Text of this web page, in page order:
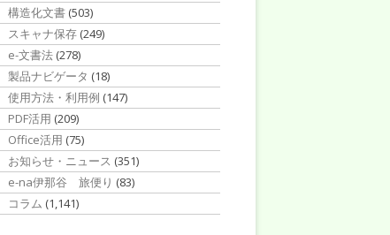
構造化文書 (503)
スキャナ保存 (249)
e-文書法 (278)
製品ナビゲータ (18)
使用方法・利用例 (147)
PDF活用 (209)
Office活用 (75)
お知らせ・ニュース (351)
e-na伊那谷 旅便り (83)
コラム (1,141)